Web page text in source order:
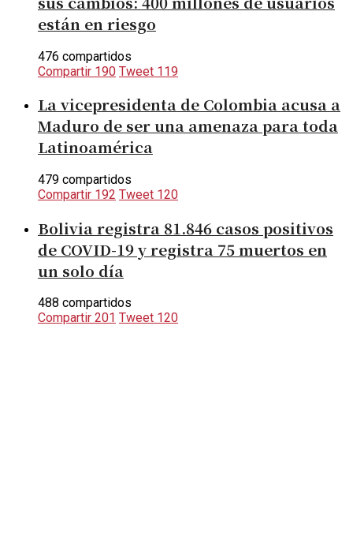
están en riesgo
476 compartidos
Compartir 190 Tweet 119
La vicepresidenta de Colombia acusa a
Maduro de ser una amenaza para toda
Latinoamérica
479 compartidos
Compartir 192 Tweet 120
Bolivia registra 81.846 casos positivos
de COVID-19 y registra 75 muertos en
un solo día
488 compartidos
Compartir 201 Tweet 120